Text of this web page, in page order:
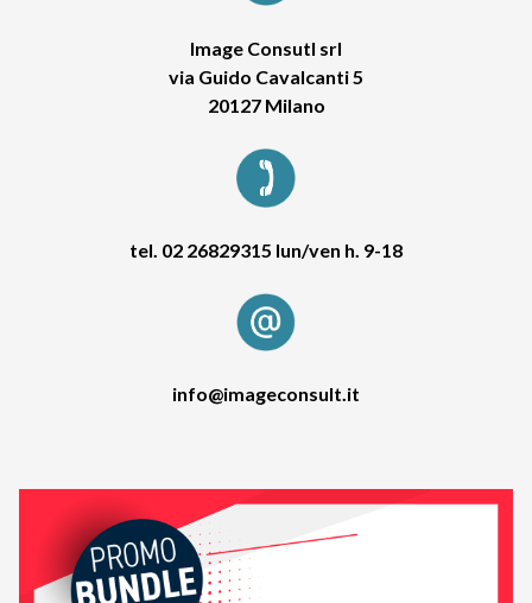
Image Consutl srl
via Guido Cavalcanti 5
20127 Milano
tel. 02 26829315 lun/ven h. 9-18
info@imageconsult.it